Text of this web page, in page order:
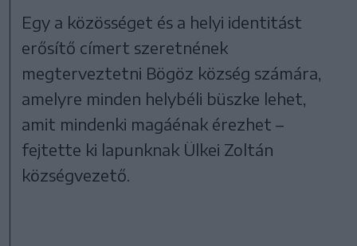
Egy a közösséget és a helyi identitást
erősítő címert szeretnének
megterveztetni Bögöz község számára,
amelyre minden helybéli büszke lehet,
amit mindenki magáénak érezhet –
fejtette ki lapunknak Ülkei Zoltán
községvezető.